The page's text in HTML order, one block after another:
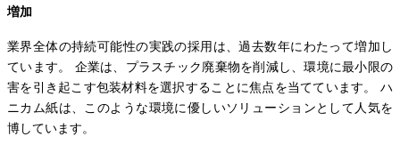
増加
業界全体の持続可能性の実践の採用は、過去数年にわたって増加し
ています。 企業は、プラスチック廃棄物を削減し、環境に最小限の
害を引き起こす包装材料を選択することに焦点を当てています。 ハ
ニカム紙は、このような環境に優しいソリューションとして人気を
博しています。